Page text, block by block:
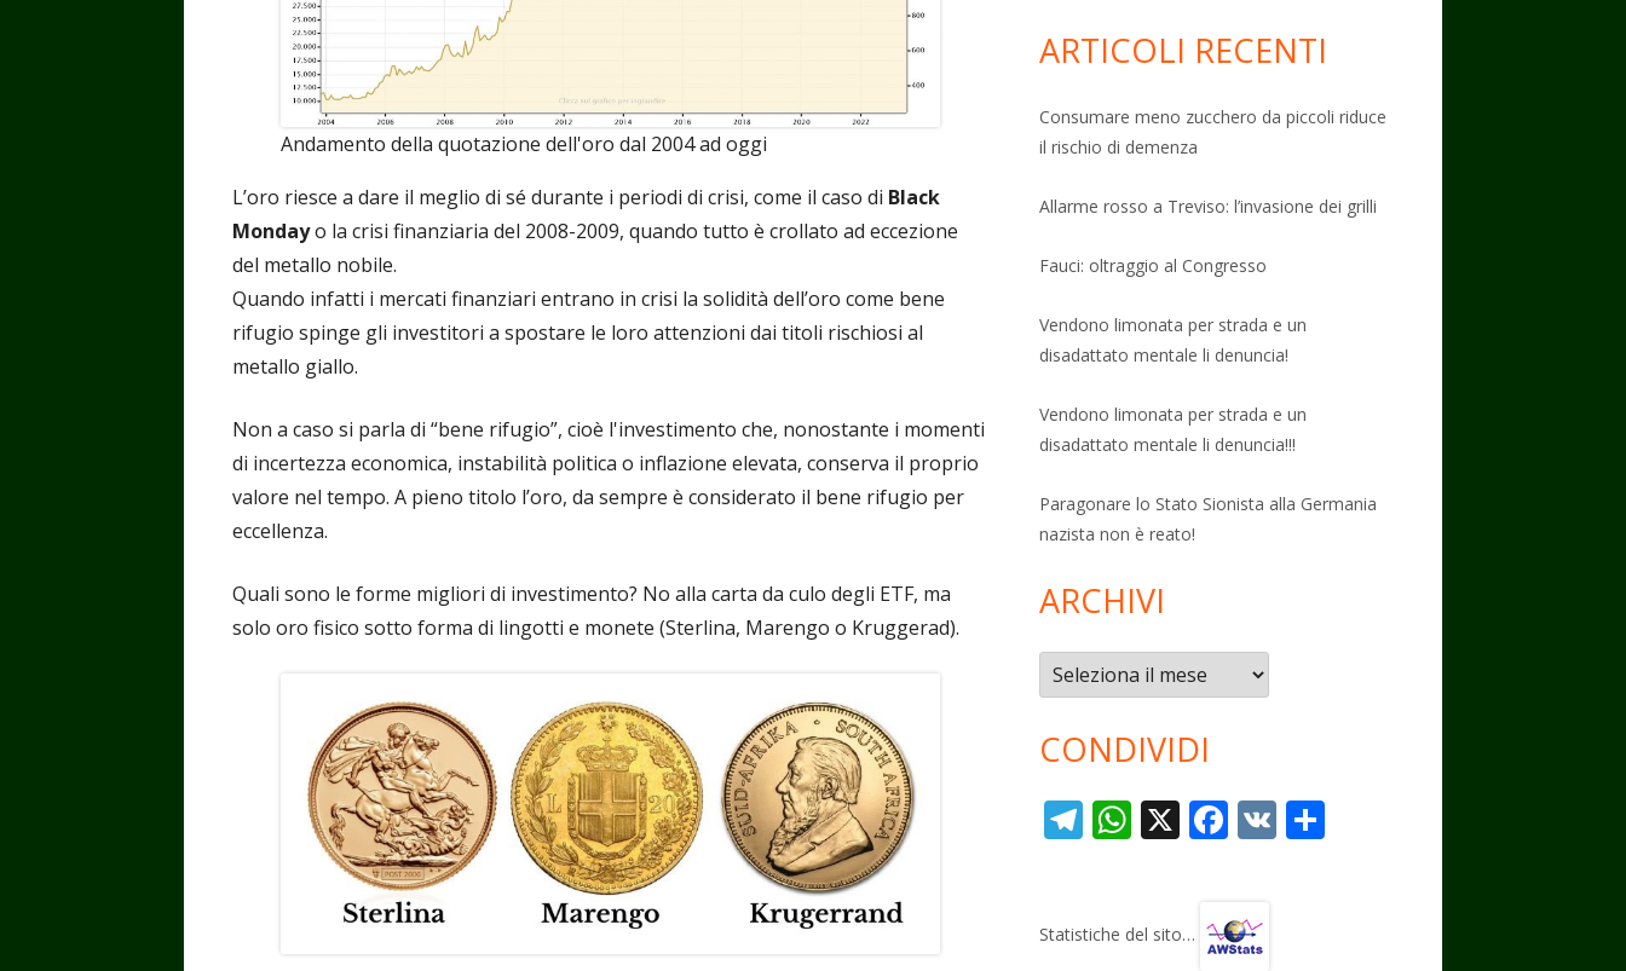
Andamento della quotazione dell'oro dal 2004 ad oggi
L’oro riesce a dare il meglio di sé durante i periodi di crisi, come il caso di Black
Mondayo la crisi finanziaria del 2008-2009, quando tutto è crollato ad eccezione
del metallo nobile.
Quando infatti i mercati finanziari entrano in crisi la solidità dell’oro come bene
rifugio spinge gli investitori a spostare le loro attenzioni dai titoli rischiosi al
metallo giallo.
Non a caso si parla di “bene rifugio”, cioè l'investimento che, nonostante i momenti
di incertezza economica, instabilità politica o inflazione elevata, conserva il proprio
valore nel tempo. A pieno titolo l’oro, da sempre è considerato il bene rifugio per
eccellenza.
Quali sono le forme migliori di investimento? No alla carta da culo degli ETF, ma
solo oro fisico sotto forma di lingotti e monete (Sterlina, Marengo o Kruggerad).
ARTICOLI RECENTI
Consumare meno zucchero da piccoli riduce
il rischio di demenza
Allarme rosso a Treviso: l’invasione dei grilli
Fauci: oltraggio al Congresso
Vendono limonata per strada e un
disadattato mentale li denuncia!
Vendono limonata per strada e un
disadattato mentale li denuncia!!!
Paragonare lo Stato Sionista alla Germania
nazista non è reato!
ARCHIVI
Archivi
CONDIVIDI
T
gr
W
s
X F
b
V
Statistiche del sito…